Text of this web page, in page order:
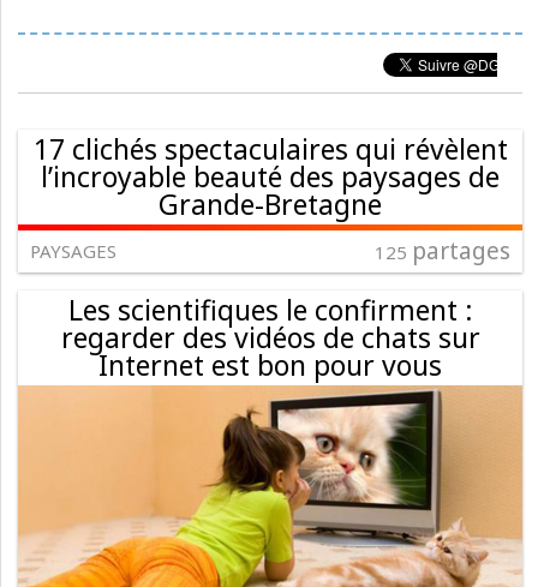
17 clichés spectaculaires qui révèlent
l’incroyable beauté des paysages de
Grande-Bretagne
PAYSAGES 125 partages
Les scientifiques le confirment :
regarder des vidéos de chats sur
Internet est bon pour vous